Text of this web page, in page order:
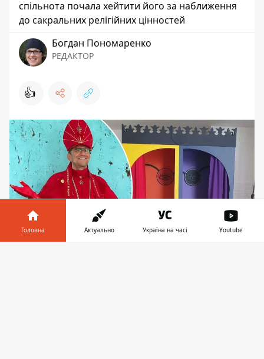
спільнота почала хейтити його за наближення
до сакральних релігійних цінностей
Богдан Пономаренко
РЕДАКТОР
👍
Головна Актуально Україна на часі Youtube